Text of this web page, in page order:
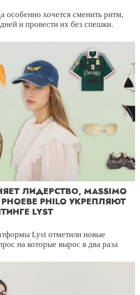
особенно хочется сменить ритм,
и провести их без спешки.
ЛИДЕРСТВО, MASSIMO
PHOEBE PHILO УКРЕПЛЯЮТ
LYST
Lyst отметили новые
на которые вырос в два раза